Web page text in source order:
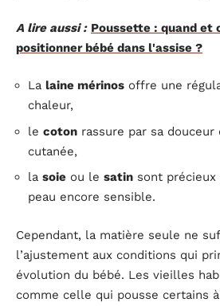
A lire aussi : Poussette : quand et
positionner bébé dans l'assise ?
La laine mérinos offre une
chaleur,
le coton rassure par sa
cutanée,
la soie ou le satin sont précieux
peau encore sensible.
Cependant, la matière seule ne
l’ajustement aux conditions qui
évolution du bébé. Les vieilles
comme celle qui pousse certains